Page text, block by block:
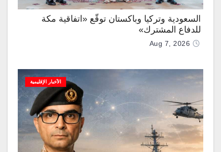
السعودية وتركيا وباكستان توقّع «اتفاقية مكة
للدفاع المشترك»
Aug 7, 2026
الأخبار الإقليمية